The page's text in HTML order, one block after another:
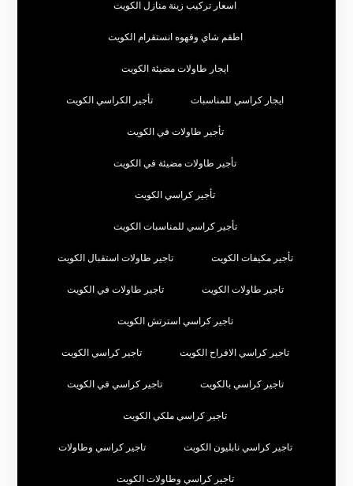
اسعار تركيب زينة منازل الكويت
اطقم شاي وقهوه انستقرام الكويت
ايجار طاولات مضيئة الكويت
ايجار كراسي للمناسبات تأجير الكراسي الكويت
تأجير طاولات في الكويت
تأجير طاولات مضيئة في الكويت
تأجير كراسي الكويت
تأجير كراسي للمناسبات الكويت
تأجير مكيفات الكويت تاجير طاولات استقبال الكويت
تاجير طاولات الكويت تاجير طاولات في الكويت
تاجير كراسي استرتش الكويت
تاجير كراسي الافراح الكويت تاجير كراسي الكويت
تاجير كراسي بالكويت تاجير كراسي في الكويت
تاجير كراسي ملكي الكويت
تاجير كراسي نابليون الكويت تاجير كراسي وطاولات
تاجير كراسي وطاولات الكويت